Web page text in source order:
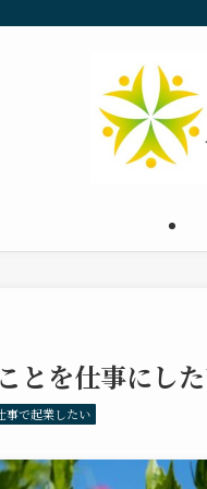
とを仕事にし
事で起業したい